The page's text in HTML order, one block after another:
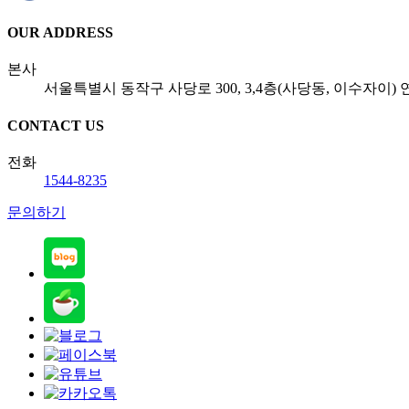
OUR ADDRESS
본사
서울특별시 동작구 사당로 300, 3,4층(사당동, 이수자이)
CONTACT US
전화
1544-8235
문의하기